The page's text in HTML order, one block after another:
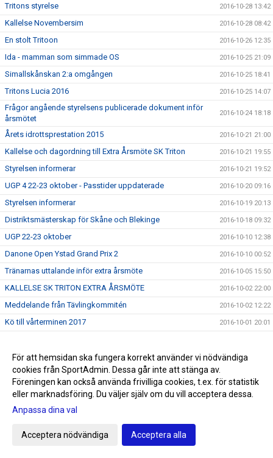
Tritons styrelse 2016-10-28 13:42
Kallelse Novembersim 2016-10-28 08:42
En stolt Tritoon 2016-10-26 12:35
Ida - mamman som simmade OS 2016-10-25 21:09
Simallskånskan 2:a omgången 2016-10-25 18:41
Tritons Lucia 2016 2016-10-25 14:07
Frågor angående styrelsens publicerade dokument inför
årsmötet
2016-10-24 18:18
Årets idrottsprestation 2015 2016-10-21 21:00
Kallelse och dagordning till Extra Årsmöte SK Triton 2016-10-21 19:55
Styrelsen informerar 2016-10-21 19:52
UGP 4 22-23 oktober - Passtider uppdaterade 2016-10-20 09:16
Styrelsen informerar 2016-10-19 20:13
Distriktsmästerskap för Skåne och Blekinge 2016-10-18 09:32
UGP 22-23 oktober 2016-10-10 12:38
Danone Open Ystad Grand Prix 2 2016-10-10 00:52
Tränarnas uttalande inför extra årsmöte 2016-10-05 15:50
KALLELSE SK TRITON EXTRA ÅRSMÖTE 2016-10-02 22:00
Meddelande från Tävlingkommitén 2016-10-02 12:22
Kö till vårterminen 2017 2016-10-01 20:01
VM i Livräddning 2016 2016-09-19 23:14
Erbjudande Sportringen 2016-09-10 21:09
Livräddnings VM 2016-09-01 18:58
Poseidon Team Cup
Ingen rast och ingen ro för Tritons valberedning
För att hemsidan ska fungera korrekt använder vi nödvändiga
cookies från SportAdmin. Dessa går inte att stänga av.
Föreningen kan också använda frivilliga cookies, t.ex. för statistik
eller marknadsföring. Du väljer själv om du vill acceptera dessa.
Anpassa dina val
Acceptera nödvändiga Acceptera alla